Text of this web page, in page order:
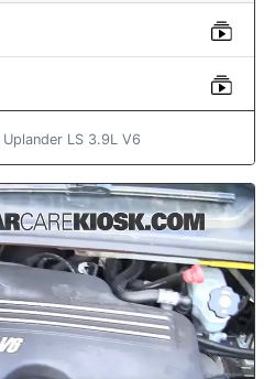
LS 3.9L V6